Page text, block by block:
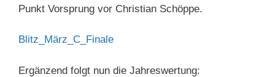
Punkt Vorsprung vor Christian Schöppe.
Blitz_März_C_Finale
Ergänzend folgt nun die Jahreswertung: